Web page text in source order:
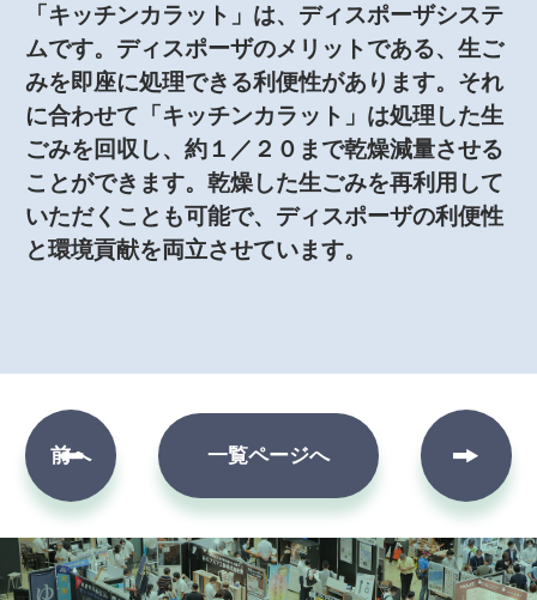
「キッチンカラット」は、ディスポーザシステ
ムです。ディスポーザのメリットである、生ご
みを即座に処理できる利便性があります。それ
に合わせて「キッチンカラット」は処理した生
ごみを回収し、約１／２０まで乾燥減量させる
ことができます。乾燥した生ごみを再利用して
いただくことも可能で、ディスポーザの利便性
と環境貢献を両立させています。
前へ 一覧ページへ
次へ